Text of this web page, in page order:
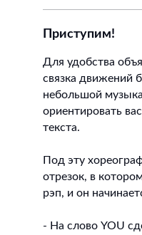
Приступим!
Для удобства
связка движений
небольшой
ориентировать
текста.
Под эту
отрезок, в
рэп, и он
- На слово YOU